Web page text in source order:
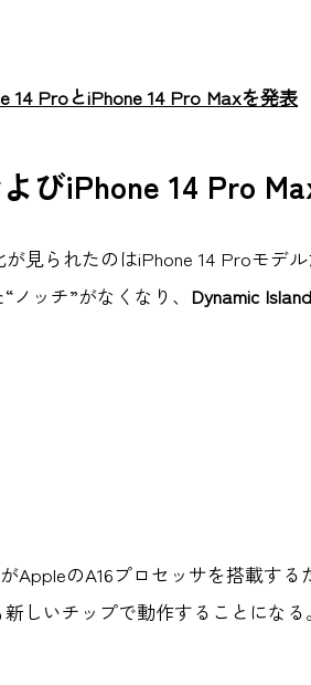
14 ProとiPhone 14 Pro Maxを発表
びiPhone 14 Pro
見られたのはiPhone 14 Proモデ
ッチ”がなくなり、 Dynamic Island
AppleのA16プロセッサを搭載す
しいチップで動作することになる。